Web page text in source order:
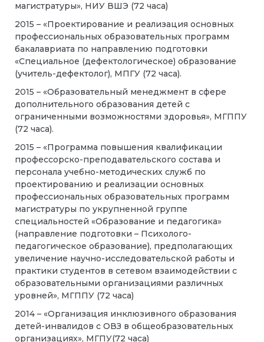
магистратуры», НИУ ВШЭ (72 часа)
2015 – «Проектирование и реализация основных
профессиональных образовательных программ
бакалавриата по направлению подготовки
«Специальное (дефектологическое) образование
(учитель-дефектолог), МПГУ (72 часа).
2015 – «Образовательный менеджмент в сфере
дополнительного образования детей с
ограниченными возможностями здоровья», МГППУ
(72 часа).
2015 – «Программа повышения квалификации
профессорско-преподавательского состава и
персонала учебно-методических служб по
проектированию и реализации основных
профессиональных образовательных программ
магистратуры по укрупненной группе
специальностей «Образование и педагогика»
(направление подготовки – Психолого-
педагогическое образование), предполагающих
увеличение научно-исследовательской работы и
практики студентов в сетевом взаимодействии с
образовательными организациями различных
уровней», МГППУ (72 часа)
2014 – «Организация инклюзивного образования
детей-инвалидов с ОВЗ в общеобразовательных
организациях», МГПУ(72 часа)